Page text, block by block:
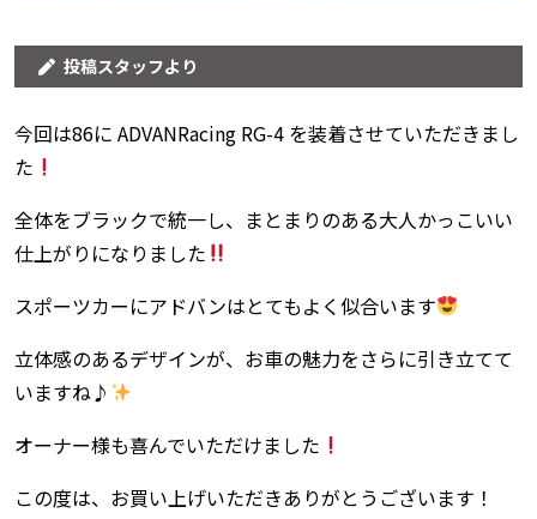
投稿スタッフより
今回は86に ADVANRacing RG-4 を装着させていただきまし
た
全体をブラックで統一し、まとまりのある大人かっこいい
仕上がりになりました
スポーツカーにアドバンはとてもよく似合います
立体感のあるデザインが、お車の魅力をさらに引き立てて
いますね♪
オーナー様も喜んでいただけました
この度は、お買い上げいただきありがとうございます！